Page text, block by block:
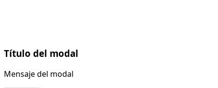
Título del modal
Mensaje del modal